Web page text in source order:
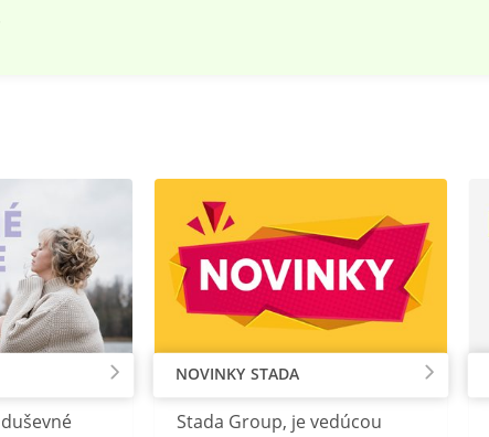
NOVINKY STADA
Stada Group, je vedúcou